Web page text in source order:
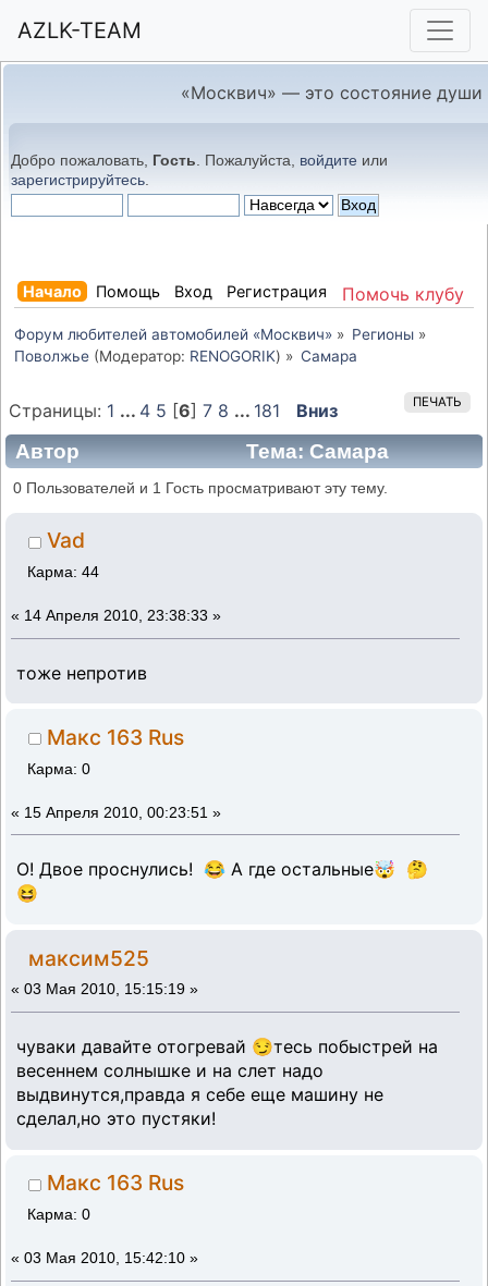
AZLK-TEAM
«Москвич» — это состояние души
Добро пожаловать, Гость . Пожалуйста, войдите или
зарегистрируйтесь
Помочь клубу
Начало Помощь Вход Регистрация
Форум любителей автомобилей «Москвич» » Регионы»
Поволжье (Модератор: RENOGORIK) » Самара
ПЕЧАТЬ
Страницы: 1 ... 4 5 [6] 7 8 ... 181 Вниз
Автор
Тема: Самара
(Прочитано 280493 раз)
0 Пользователей и 1 Гость просматривают эту тему.
Vad
Карма: 44
« 14 Апреля 2010, 23:38:33 »
тоже непротив
Макс 163 Rus
Карма: 0
« 15 Апреля 2010, 00:23:51 »
О! Двое проснулись! 😂 А где остальные🤯 🤔
😆
максим525
« 03 Мая 2010, 15:15:19 »
чуваки давайте отогревай 😏тесь побыстрей на
весеннем солнышке и на слет надо
выдвинутся,правда я себе еще машину не
сделал,но это пустяки!
Макс 163 Rus
Карма: 0
« 03 Мая 2010, 15:42:10 »